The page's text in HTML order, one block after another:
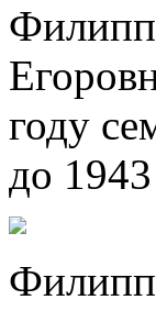
Филипп
году
до
Филипп